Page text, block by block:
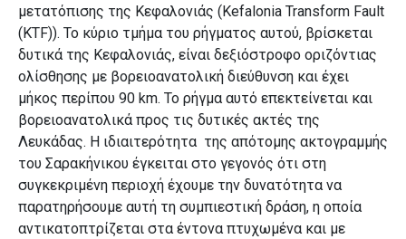
μετατόπισης της Κεφαλονιάς (Kefalonia Transform Fault
(KTF)). Το κύριο τμήμα του ρήγματος αυτού, βρίσκεται
δυτικά της Κεφαλονιάς, είναι δεξιόστροφο οριζόντιας
ολίσθησης με βορειοανατολική διεύθυνση και έχει
μήκος περίπου 90 km. Το ρήγμα αυτό επεκτείνεται και
βορειοανατολικά προς τις δυτικές ακτές της
Λευκάδας. Η ιδιαιτερότητα της απότομης ακτογραμμής
του Σαρακήνικου έγκειται στο γεγονός ότι στη
συγκεκριμένη περιοχή έχουμε την δυνατότητα να
παρατηρήσουμε αυτή τη συμπιεστική δράση, η οποία
αντικατοπτρίζεται στα έντονα πτυχωμένα και με